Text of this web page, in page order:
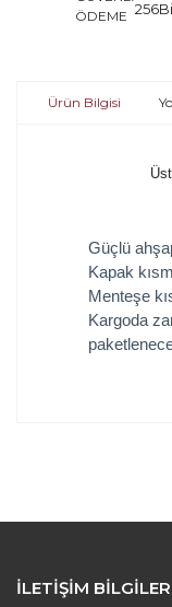
Ürün Bilgisi
Güçlü
Kapak
Menteşe
Kargoda
Ürün
İLETİŞİM